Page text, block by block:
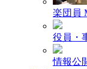
楽団員
役員・
情報公